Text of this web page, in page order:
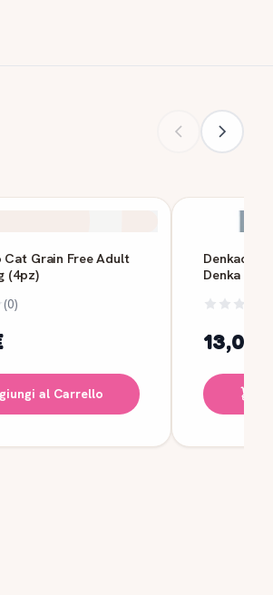
Cat Grain Free Adult
(4pz)
(0)
al Carrello
Denkacat
Denka
13,00